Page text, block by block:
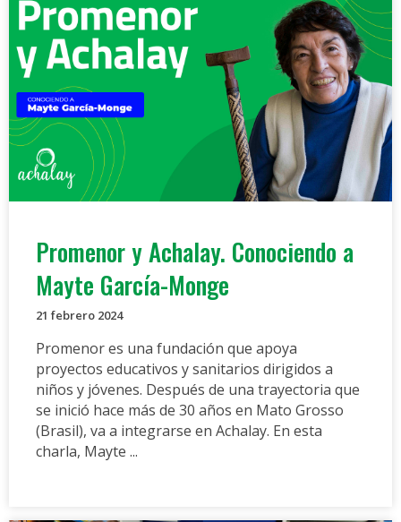
Promenor y Achalay. Conociendo a
Mayte García-Monge
21 febrero 2024
Promenor es una fundación que apoya
proyectos educativos y sanitarios dirigidos a
niños y jóvenes. Después de una trayectoria que
se inició hace más de 30 años en Mato Grosso
(Brasil), va a integrarse en Achalay. En esta
charla, Mayte ...